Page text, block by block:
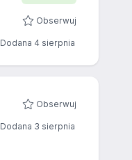
Obserwuj
Dodana 4 sierpnia
Obserwuj
Dodana 3 sierpnia